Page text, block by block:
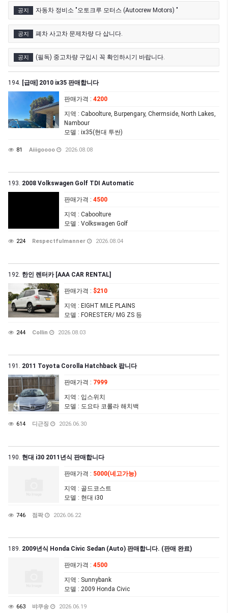
공지 자동차 정비소 "오토크루 모터스 (Autocrew Motors) "
공지 폐차 사고차 문제차량 다 삽니다.
공지 (필독) 중고차량 구입시 꼭 확인하시기 바랍니다.
194. [급매] 2010 ix35 판매합니다
판매가격 : 4200
지역 : Caboolture, Burpengary, Chermside, North Lakes,
Nambour
모델 : ix35(현대 투싼)
81 Aiiigoooo 2026.08.08
193. 2008 Volkswagen Golf TDI Automatic
판매가격 : 4500
지역 : Caboolture
모델 : Volkswagen Golf
224 Respectfulmanner 2026.08.04
192. 한인 렌터카 [AAA CAR RENTAL]
판매가격 : $210
지역 : EIGHT MILE PLAINS
모델 : FORESTER/ MG ZS 등
244 Collin 2026.08.03
191. 2011 Toyota Corolla Hatchback 팝니다
판매가격 : 7999
지역 : 입스위치
모델 : 도요타 코롤라 해치백
614 디근징 2026.06.30
190. 현대 i30 2011년식 판매합니다
판매가격 : 5000(네고가능)
지역 : 골드코스트
모델 : 현대 i30
746 점팍 2026.06.22
189. 2009년식 Honda Civic Sedan (Auto) 판매합니다. (판매 완료)
판매가격 : 4500
지역 : Sunnybank
모델 : 2009 Honda Civic
663 뱌쿠송 2026.06.19